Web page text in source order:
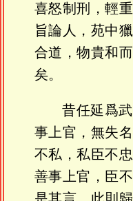
喜怒制刑，輕
旨論人，苑中
合道，物貴和
矣。
昔任延爲
事上官，無失
不私，私臣不
善事上官，臣